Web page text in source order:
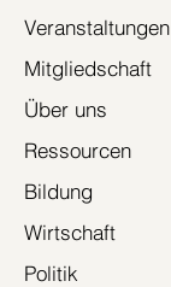
Veranstaltungen
Mitgliedschaft
Über uns
Ressourcen
Bildung
Wirtschaft
Politik